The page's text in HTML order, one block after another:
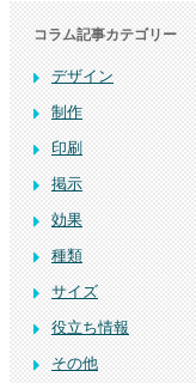
コラム記事カテゴリー
デザイン
制作
印刷
掲示
効果
種類
サイズ
役立ち情報
その他